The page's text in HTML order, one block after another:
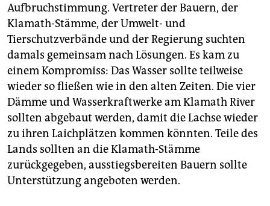
Aufbruchstimmung. Vertreter der Bauern, der
Klamath-Stämme, der Umwelt- und
Tierschutzverbände und der Regierung suchten
damals gemeinsam nach Lösungen. Es kam zu
einem Kompromiss: Das Wasser sollte teilweise
wieder so fließen wie in den alten Zeiten. Die vier
Dämme und Wasserkraftwerke am Klamath River
sollten abgebaut werden, damit die Lachse wieder
zu ihren Laichplätzen kommen könnten. Teile des
Lands sollten an die Klamath-Stämme
zurückgegeben, ausstiegsbereiten Bauern sollte
Unterstützung angeboten werden.